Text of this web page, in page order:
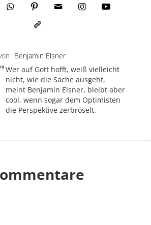
Benjamin Elsner
Wer auf Gott hofft, weiß vielleicht
nicht, wie die Sache ausgeht,
meint Benjamin Elsner, bleibt aber
cool, wenn sogar dem Optimisten
die Perspektive zerbröselt.